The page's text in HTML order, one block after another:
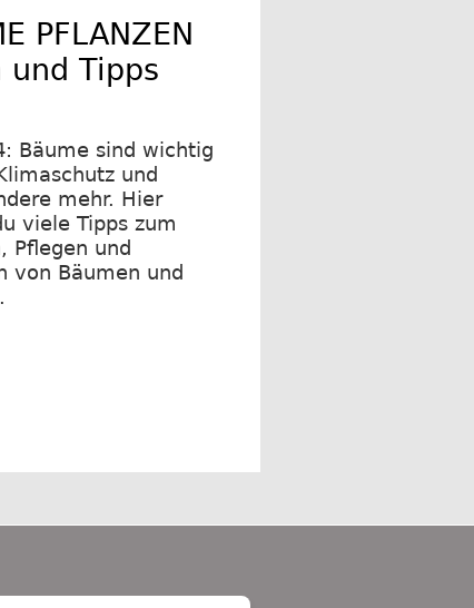
PFLANZEN
und Tipps
Bäume sind wichtig
und
mehr. Hier
viele Tipps zum
Pflegen und
von Bäumen und